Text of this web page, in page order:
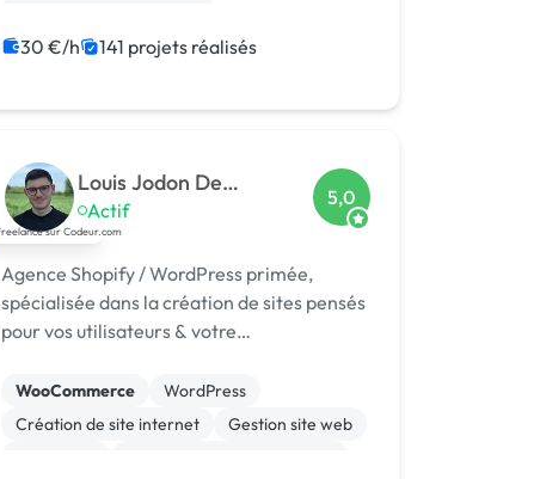
Migration ou refonte de site
WordPress
Rédaction
30 €/h 141 projets réalisés
Louis Jodon De
Villeroché
Actif
5,0
Agence Shopify / WordPress primée,
spécialisée dans la création de sites pensés
pour vos utilisateurs & votre
WooCommerce
WordPress
Création de site internet
Gestion site web